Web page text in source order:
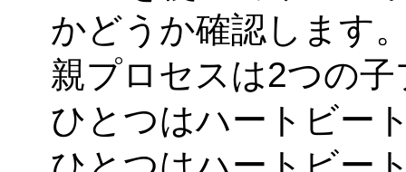
かどうか確認します
親プロセスは2つの
ひとつはハートビー